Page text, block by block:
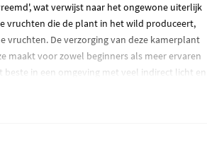
wat verwijst naar het ongewone uiterlijk
vruchten die de plant in het wild produceert,
vruchten. De verzorging van deze kamerplant
maakt voor zowel beginners als meer ervaren
in een omgeving met veel indirect licht en
voor binnenshuis.
wat hem ideaal maakt voor zowel beginners